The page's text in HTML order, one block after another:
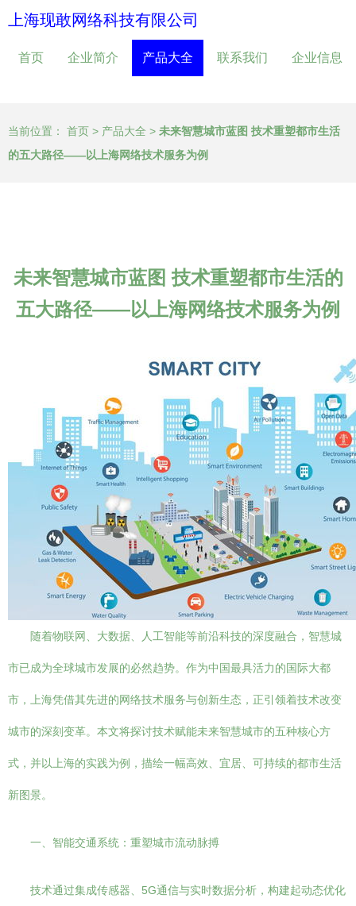
上海现敢网络科技有限公司
首页 企业简介 产品大全 联系我们 企业信息
当前位置： 首页 > 产品大全 > 未来智慧城市蓝图 技术重塑都市生活
的五大路径——以上海网络技术服务为例
未来智慧城市蓝图 技术重塑都市生活的
五大路径——以上海网络技术服务为例
随着物联网、大数据、人工智能等前沿科技的深度融合，智慧城
市已成为全球城市发展的必然趋势。作为中国最具活力的国际大都
市，上海凭借其先进的网络技术服务与创新生态，正引领着技术改变
城市的深刻变革。本文将探讨技术赋能未来智慧城市的五种核心方
式，并以上海的实践为例，描绘一幅高效、宜居、可持续的都市生活
新图景。
一、智能交通系统：重塑城市流动脉搏
技术通过集成传感器、5G通信与实时数据分析，构建起动态优化